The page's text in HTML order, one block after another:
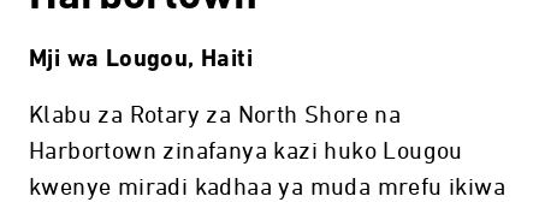
Mji wa Lougou, Haiti
Klabu za Rotary za North Shore na
Harbortown zinafanya kazi huko Lougou
kwenye miradi kadhaa ya muda mrefu ikiwa